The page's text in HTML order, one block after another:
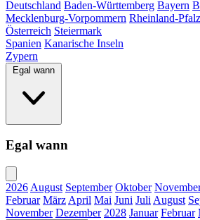
Deutschland Baden-Württemberg Bayern
Mecklenburg-Vorpommern Rheinland-Pfalz
Österreich Steiermark
Spanien Kanarische Inseln
Zypern
Egal wann
Egal wann
2026 August September Oktober
Februar März April Mai Juni Juli August
November Dezember 2028 Januar Februar